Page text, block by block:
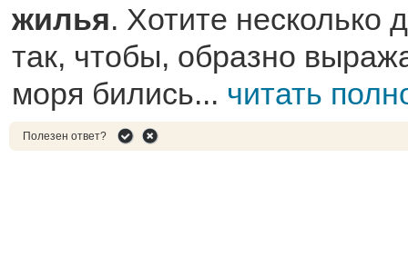
жилья. Хотите несколько
так, чтобы, образно
моря бились... читать
Полезен ответ?